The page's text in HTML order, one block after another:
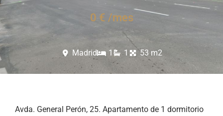
0 € /mes
Madrid 1 1 53 m2
Avda. General Perón, 25. Apartamento de 1 dormitorio